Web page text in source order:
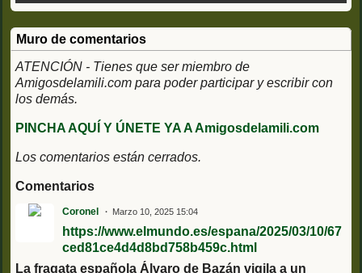
Muro de comentarios
ATENCIÓN - Tienes que ser miembro de
Amigosdelamili.com para poder participar y escribir con
los demás.
PINCHA AQUÍ Y ÚNETE YA A Amigosdelamili.com
Los comentarios están cerrados.
Comentarios
Coronel Marzo 10, 2025 15:04
https://www.elmundo.es/espana/2025/03/10/67
ced81ce4d4d8bd758b459c.html
La fragata española Álvaro de Bazán vigila a un